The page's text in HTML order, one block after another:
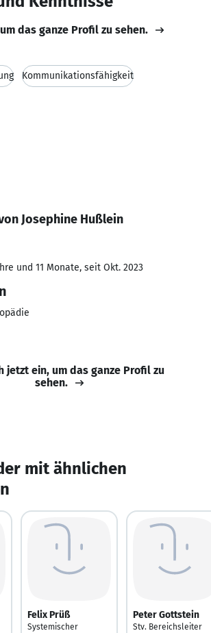
das ganze Profil zu sehen.
Kommunikationsfähigkeit
Josephine Hußlein
und 11 Monate, seit Okt. 2023
jetzt ein, um das ganze Profil zu
sehen.
mit ähnlichen
Felix Prüß
Systemischer
Peter Gottstein
Stv. Bereichsleiter